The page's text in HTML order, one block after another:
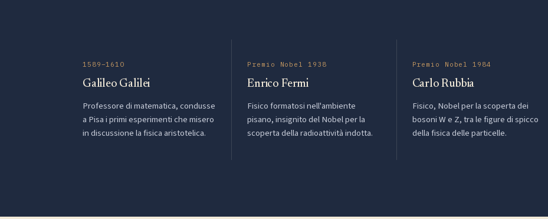
1589–1610
Galileo Galilei
Professore di matematica, condusse
a Pisa i primi esperimenti che misero
in discussione la fisica aristotelica.
Premio Nobel 1938
Enrico Fermi
Fisico formatosi nell'ambiente
pisano, insignito del Nobel per la
scoperta della radioattività indotta.
Premio Nobel 1984
Carlo Rubbia
Fisico, Nobel per la scoperta dei
bosoni W e Z, tra le figure di spicco
della fisica delle particelle.